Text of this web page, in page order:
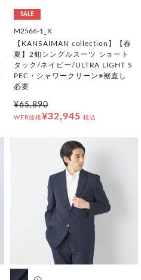
SALE
M2566-1_X
【KANSAIMAN collection】【春
夏】2釦シングルスーツ ショート
タック/ネイビー/ULTRA LIGHT S
PEC・シャワークリーン※裾直し
必要
¥65,890
WEB価格¥32,945 税込